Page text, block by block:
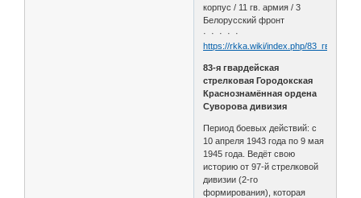
корпус / 11 гв. армия / 3
Белорусский фронт
· · · · ·
https://rkka.wiki/index.php/
83-я гвардейская
стрелковая Городокская
Краснознамённая ордена
Суворова дивизия
Период боевых действий: с
10 апреля 1943 года по 9 мая
1945 года. Ведёт свою
историю от 97-й стрелковой
дивизии (2-го
формирования), которая